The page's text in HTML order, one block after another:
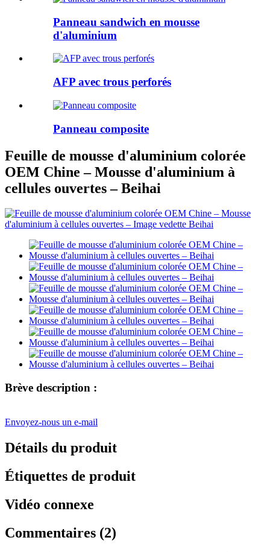
Panneau sandwich en mousse
d'aluminium
AFP avec trous perforés
Panneau composite
Feuille de mousse d'aluminium colorée
OEM Chine – Mousse d'aluminium à
cellules ouvertes – Beihai
Brève description :
Envoyez-nous un e-mail
Détails du produit
Étiquettes de produit
Vidéo connexe
Commentaires (2)